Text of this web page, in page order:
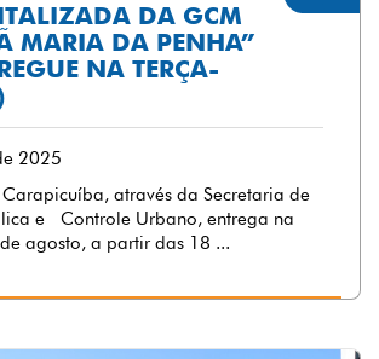
DA GCM
MARIA DA PENHA”
NA TERÇA-
2025
através da Secretaria de
e Controle Urbano, entrega na
agosto, a partir das 18 ...